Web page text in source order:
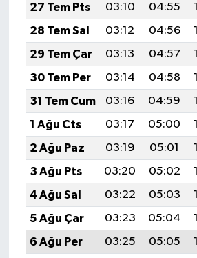
27 Tem Pts
03:10 04:55
28 Tem Sal
03:12 04:56
29 Tem Çar
03:13 04:57
30 Tem Per
03:14 04:58
31 Tem Cum
03:16 04:59
1 Ağu Cts
03:17 05:00
2 Ağu Paz
03:19 05:01
3 Ağu Pts
03:20 05:02
4 Ağu Sal
03:22 05:03
5 Ağu Çar
03:23 05:04
6 Ağu Per
03:25 05:05